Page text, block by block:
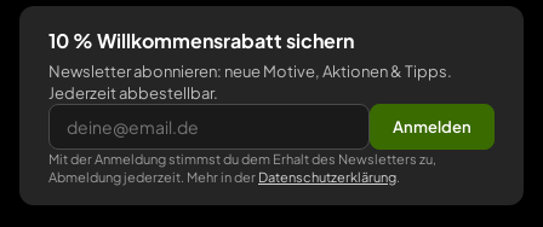
10 % Willkommensrabatt sichern
Newsletter abonnieren: neue Motive, Aktionen & Tipps.
Jederzeit abbestellbar.
Anmelden
Mit der Anmeldung stimmst du dem Erhalt des Newsletters zu,
Abmeldung jederzeit. Mehr in der Datenschutzerklärung